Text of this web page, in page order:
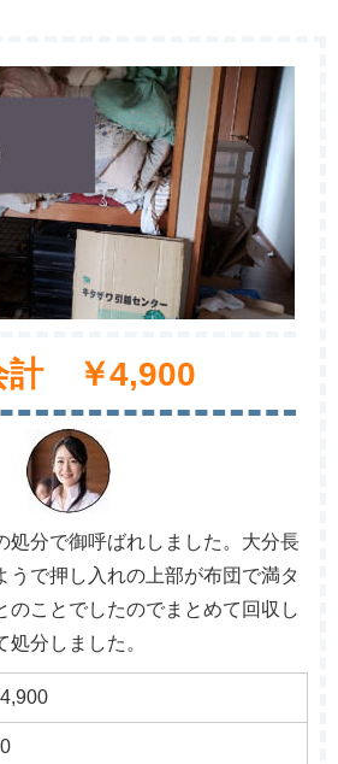
計 ￥4,900
処分で御呼ばれしました。大分長
うで押し入れの上部が布団で満タ
のことでしたのでまとめて回収し
処分しました。
4,900